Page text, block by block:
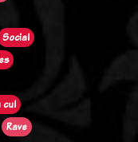
Social
cul
Rave